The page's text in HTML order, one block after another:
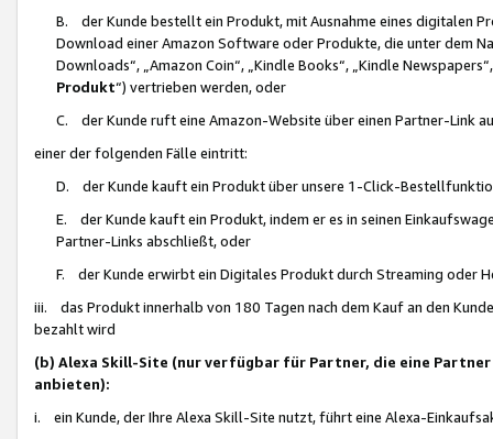
B. der Kunde bestellt ein Produkt, mit Ausnahme eines digitalen
Download einer Amazon Software oder Produkte, die unter dem
Downloads“, „Amazon Coin“, „Kindle Books“, „Kindle
Produkt“) vertrieben werden, oder
C. der Kunde ruft eine Amazon-Website über einen Partner-Link
einer der folgenden Fälle eintritt:
D. der Kunde kauft ein Produkt über unsere 1-Click-
E. der Kunde kauft ein Produkt, indem er es in seinen
Partner-Links abschließt, oder
F. der Kunde erwirbt ein Digitales Produkt durch Streaming oder
iii. das Produkt innerhalb von 180 Tagen nach dem Kauf an den
bezahlt wird
(b) Alexa Skill-Site (nur verfügbar für Partner, die eine
anbieten):
i. ein Kunde, der Ihre Alexa Skill-Site nutzt, führt eine Alexa-